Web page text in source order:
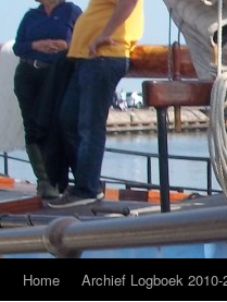
Home Archief Logboek 2010-